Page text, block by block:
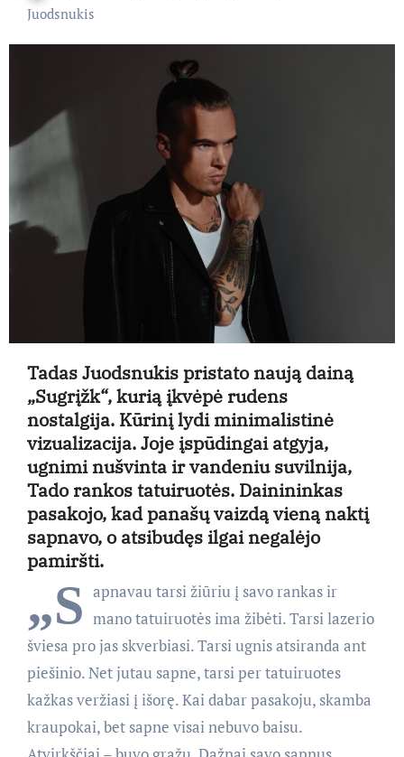
Juodsnukis
Tadas Juodsnukis pristato naują dainą
„Sugrįžk“, kurią įkvėpė rudens
nostalgija. Kūrinį lydi minimalistinė
vizualizacija. Joje įspūdingai atgyja,
ugnimi nušvinta ir vandeniu suvilnija,
Tado rankos tatuiruotės. Dainininkas
pasakojo, kad panašų vaizdą vieną naktį
sapnavo, o atsibudęs ilgai negalėjo
pamiršti.
„S apnavau tarsi žiūriu į savo rankas ir
mano tatuiruotės ima žibėti. Tarsi lazerio
šviesa pro jas skverbiasi. Tarsi ugnis atsiranda ant
piešinio. Net jutau sapne, tarsi per tatuiruotes
kažkas veržiasi į išorę. Kai dabar pasakoju, skamba
kraupokai, bet sapne visai nebuvo baisu.